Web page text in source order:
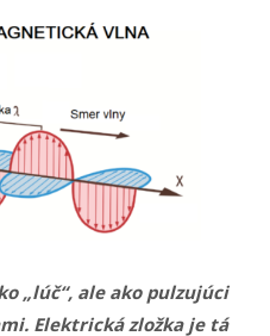
„lúč“, ale ako pulzujúci
Elektrická zložka je tá